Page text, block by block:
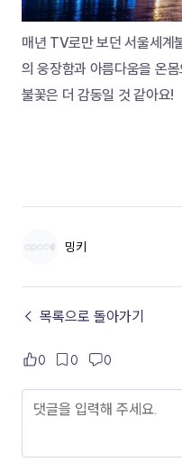
매년 TV로만 보던 서울세계
의 웅장함과 아름다움을 온
불꽃은 더 감동일 것 같아요!
밍키
← 목록으로 돌아가기
0 0 0